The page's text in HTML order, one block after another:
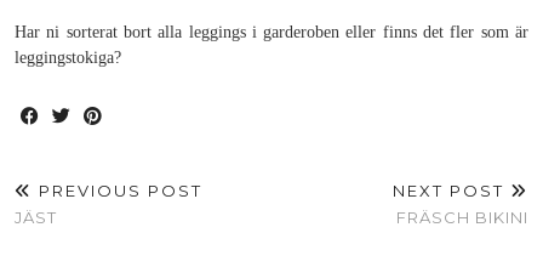
Har ni sorterat bort alla leggings i garderoben eller finns det fler som är
leggingstokiga?
PREVIOUS POST
JÄST
NEXT POST
FRÄSCH BIKINI